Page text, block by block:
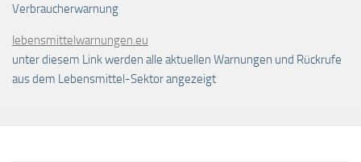
Verbraucherwarnung
lebensmittelwarnungen.eu
unter diesem Link werden alle aktuellen Warnungen und Rückrufe
aus dem Lebensmittel-Sektor angezeigt